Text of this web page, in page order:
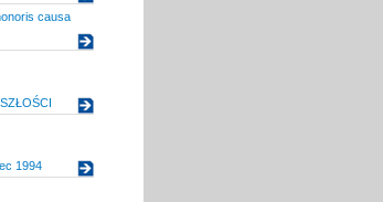
causa
1994